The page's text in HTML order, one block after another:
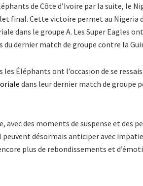
de Côte d’Ivoire par la suite, le
final. Cette victoire permet au Nigeria
dans le groupe A. Les Super Eagles
dernier match de groupe contre la
Éléphants ont l’occasion de se
dans leur dernier match de groupe
avec des moments de suspense et des
désormais anticiper avec
plus de rebondissements et